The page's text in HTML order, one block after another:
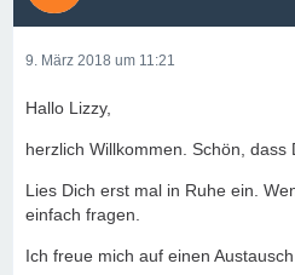
9. März 2018 um 11:21
Hallo Lizzy,
herzlich Willkommen. Schön, dass
Lies Dich erst mal in Ruhe ein.
einfach fragen.
Ich freue mich auf einen Austausch